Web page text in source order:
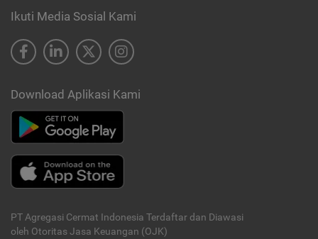
Ikuti Media Sosial Kami
Download Aplikasi Kami
PT Agregasi Cermat Indonesia Terdaftar dan Diawasi
oleh Otoritas Jasa Keuangan (OJK)